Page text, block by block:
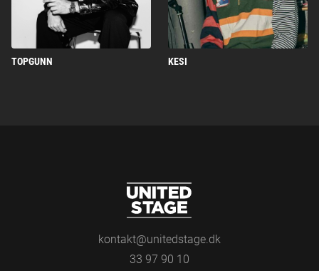
TOPGUNN KESI
kontakt@unitedstage.dk
33 97 90 10